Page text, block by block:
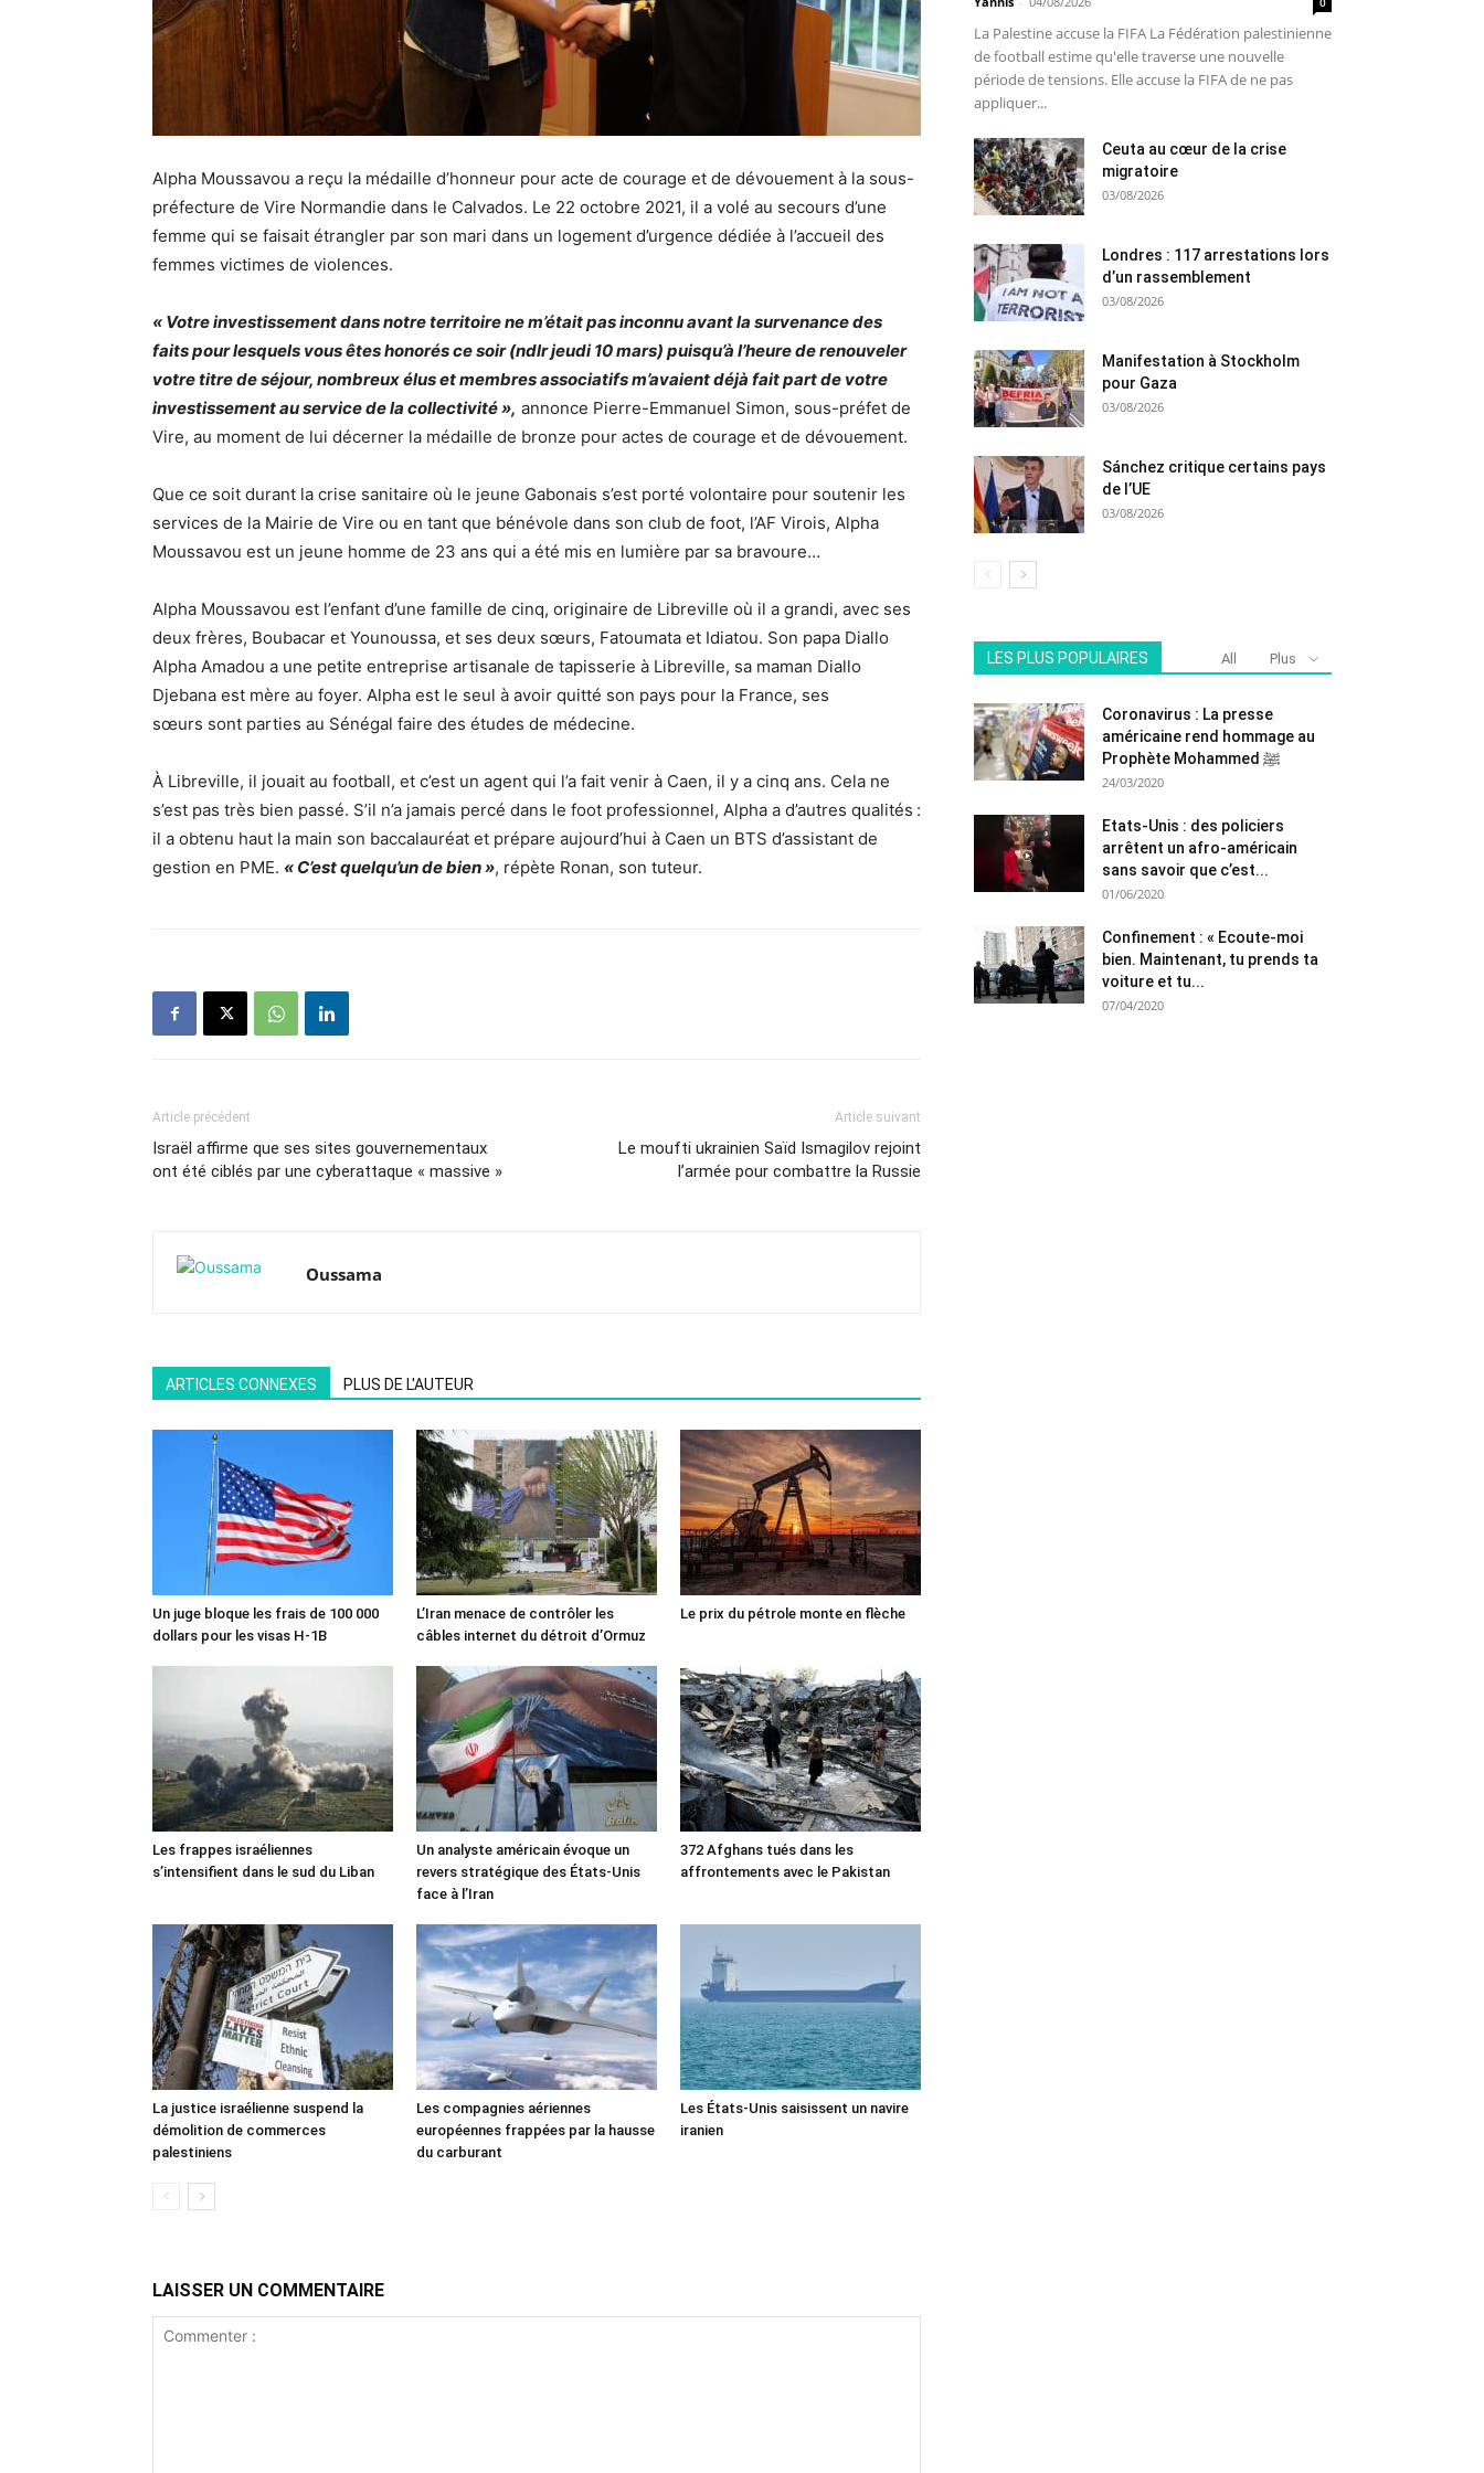
Alpha Moussavou a reçu la médaille d’honneur pour acte de courage et de dévouement à la sous-
préfecture de Vire Normandie dans le Calvados. Le 22 octobre 2021, il a volé au secours d’une
femme qui se faisait étrangler par son mari dans un logement d’urgence dédiée à l’accueil des
femmes victimes de violences.
« Votre investissement dans notre territoire ne m’était pas inconnu avant la survenance des
faits pour lesquels vous êtes honorés ce soir (ndlr jeudi 10 mars) puisqu’à l’heure de renouveler
votre titre de séjour, nombreux élus et membres associatifs m’avaient déjà fait part de votre
investissement au service de la collectivité », annonce Pierre-Emmanuel Simon, sous-préfet de
Vire, au moment de lui décerner la médaille de bronze pour actes de courage et de dévouement.
Que ce soit durant la crise sanitaire où le jeune Gabonais s’est porté volontaire pour soutenir les
services de la Mairie de Vire ou en tant que bénévole dans son club de foot, l’AF Virois, Alpha
Moussavou est un jeune homme de 23 ans qui a été mis en lumière par sa bravoure…
Alpha Moussavou est l’enfant d’une famille de cinq, originaire de Libreville où il a grandi, avec ses
deux frères, Boubacar et Younoussa, et ses deux sœurs, Fatoumata et Idiatou. Son papa Diallo
Alpha Amadou a une petite entreprise artisanale de tapisserie à Libreville, sa maman Diallo
Djebana est mère au foyer. Alpha est le seul à avoir quitté son pays pour la France, ses
sœurs sont parties au Sénégal faire des études de médecine.
À Libreville, il jouait au football, et c’est un agent qui l’a fait venir à Caen, il y a cinq ans. Cela ne
s’est pas très bien passé. S’il n’a jamais percé dans le foot professionnel, Alpha a d’autres qualités :
il a obtenu haut la main son baccalauréat et prépare aujourd’hui à Caen un BTS d’assistant de
gestion en PME. « C’est quelqu’un de bien », répète Ronan, son tuteur.
Article précédent
Israël affirme que ses sites gouvernementaux
ont été ciblés par une cyberattaque « massive »
Article suivant
Le moufti ukrainien Saïd Ismagilov rejoint
l’armée pour combattre la Russie
Oussama
ARTICLES CONNEXES PLUS DE L'AUTEUR
Un juge bloque les frais de 100 000
dollars pour les visas H-1B
L’Iran menace de contrôler les
câbles internet du détroit d’Ormuz
Le prix du pétrole monte en flèche
Les frappes israéliennes
s’intensifient dans le sud du Liban
Un analyste américain évoque un
revers stratégique des États-Unis
face à l’Iran
372 Afghans tués dans les
affrontements avec le Pakistan
La justice israélienne suspend la
démolition de commerces
palestiniens
Les compagnies aériennes
européennes frappées par la hausse
du carburant
Les États-Unis saisissent un navire
iranien
LAISSER UN COMMENTAIRE
La Palestine accuse la FIFA La Fédération palestinienne
de football estime qu'elle traverse une nouvelle
période de tensions. Elle accuse la FIFA de ne pas
appliquer...
Ceuta au cœur de la crise
migratoire
03/08/2026
Londres : 117 arrestations lors
d’un rassemblement
03/08/2026
Manifestation à Stockholm
pour Gaza
03/08/2026
Sánchez critique certains pays
de l’UE
03/08/2026
LES PLUS POPULAIRES All Plus
Coronavirus : La presse
américaine rend hommage au
Prophète Mohammed ﷺ
24/03/2020
Etats-Unis : des policiers
arrêtent un afro-américain
sans savoir que c’est...
01/06/2020
Confinement : « Ecoute-moi
bien. Maintenant, tu prends ta
voiture et tu...
07/04/2020